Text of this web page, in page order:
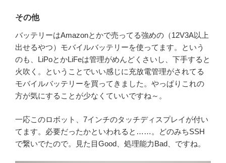
その他
バッテリーはAmazonとかで売ってる強めの（12V3A以上
出せるやつ）モバイルバッテリーを使ってます。という
のも、LiPoとかLiFeは管理がめんどくさいし、下手すると
火吹く。ということでいい感じに充放電管理がされてる
モバイルバッテリーを買ってきました。やっぱりこれの
方が気にすることが少なくていいですね～。
一応このロボット、7インチのタッチディスプレイが付い
てます。必要だったかといわれると……。どのみちSSH
で繋いでたので。見た目Good、処理能力Bad、ですね。